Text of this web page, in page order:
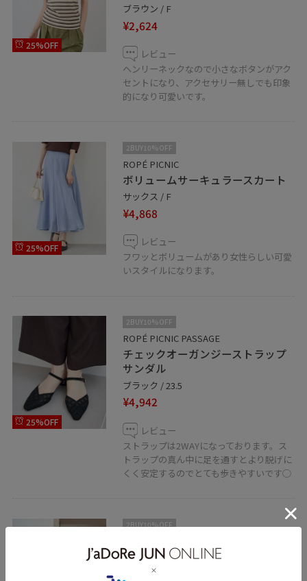
25%OFF
ブラウン / F
¥2,624
レビュー
ヘンリーネックなので小さなボタンがアク
セントになり、アクセサリー無しでも印象
的になり可愛いです。
25%OFF
2BUY10%OFF
ROPÉ PICNIC
ボリュームサーキュラースカート
サックス / F
¥4,868
レビュー
フワッとボリュームがあり女性らしい可愛
いスタイルになります。
25%OFF
2BUY10%OFF
ROPÉ PICNIC PASSAGE
チェックオーガンジーストラップ
サンダル
ブラック / 23.5
¥4,942
レビュー
ストラップは2WAYになっております。ス
トラップの真ん中に足を通すとより脱げに
くく安定するのでとても歩きやすいです○
2BUY10%OFF
リンクルギャザートートバッグ/A4